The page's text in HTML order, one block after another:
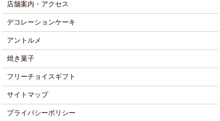
店舗案内・アクセス
デコレーションケーキ
アントルメ
焼き菓子
フリーチョイスギフト
サイトマップ
プライバシーポリシー